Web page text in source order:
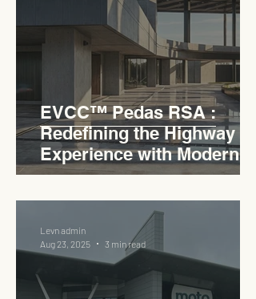
EVCC™ Pedas RSA :
Redefining the Highway
Experience with Modern
Industrial Charm
Levn admin
Aug 23, 2025
3 min read